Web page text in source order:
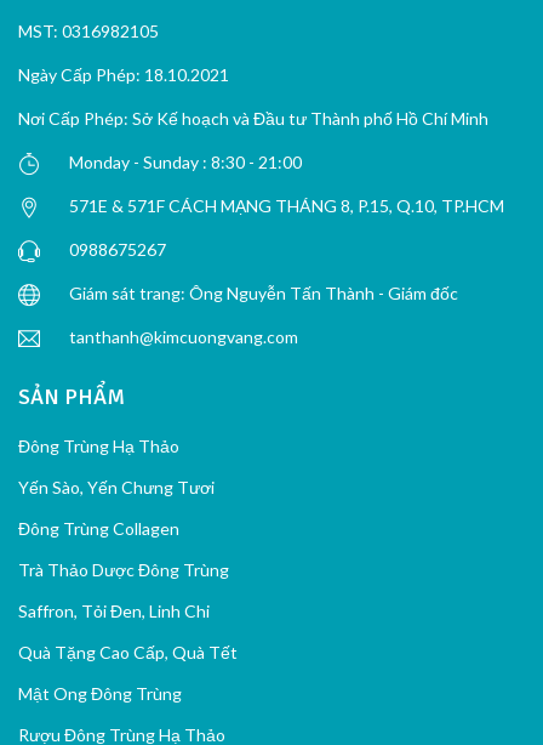
MST: 0316982105
Ngày Cấp Phép: 18.10.2021
Nơi Cấp Phép: Sở Kế hoạch và Đầu tư Thành phố Hồ Chí Minh
Monday - Sunday : 8:30 - 21:00
571E & 571F CÁCH MẠNG THÁNG 8, P.15, Q.10, TP.HCM
0988675267
Giám sát trang: Ông Nguyễn Tấn Thành - Giám đốc
tanthanh@kimcuongvang.com
SẢN PHẨM
Đông Trùng Hạ Thảo
Yến Sào, Yến Chưng Tươi
Đông Trùng Collagen
Trà Thảo Dược Đông Trùng
Saffron, Tỏi Đen, Linh Chi
Quà Tặng Cao Cấp, Quà Tết
Mật Ong Đông Trùng
Rượu Đông Trùng Hạ Thảo